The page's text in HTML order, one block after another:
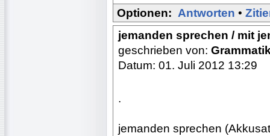
Optionen: Antworten •
jemanden sprechen / mit
geschrieben von:
Datum: 01. Juli 2012 13:29
.
jemanden sprechen